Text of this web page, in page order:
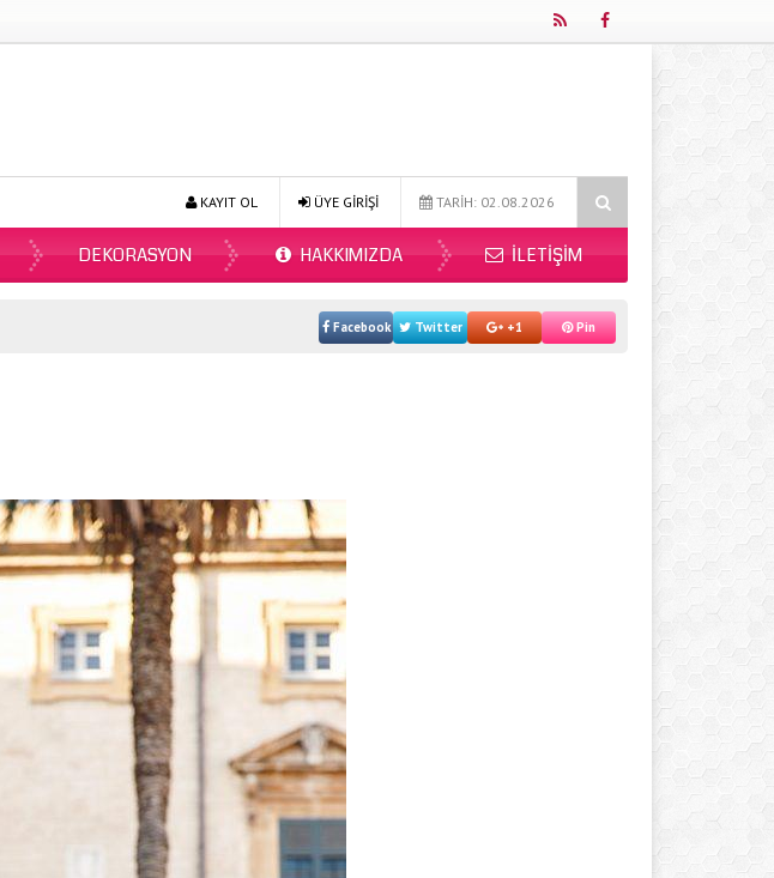
Ecopirin Reçetesiz Alınır Mı 2026? Online Diyetisyen ile Sağlıklı Beslenmenin Yeni Adresi: Fitdiyet.net
TARİH: 02.08.2026
ÜYE GİRİŞİ
KAYIT OL
DEKORASYON HAKKIMIZDA İLETIŞIM
Facebook Twitter +1 Pin